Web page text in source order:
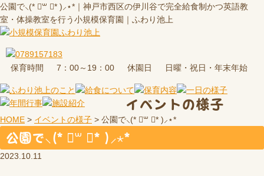
公園で⸜(* ॑꒳ ॑* )⸝⋆*｜神戸市西区の伊川谷で完全給食制かつ英語教
室・体操教室を行う小規模保育園｜ふわり池上
保育時間 7：00～19：00 休園日 日曜・祝日・年末年始
イベントの様子
HOME > イベントの様子 > 公園で⸜(* ॑꒳ ॑* )⸝⋆*
公園で⸜(* ॑꒳ ॑* )⸝⋆*
2023.10.11